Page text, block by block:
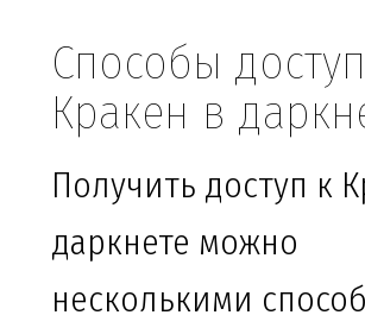
Способы
Кракен в
Получить доступ к
даркнете можно
несколькими